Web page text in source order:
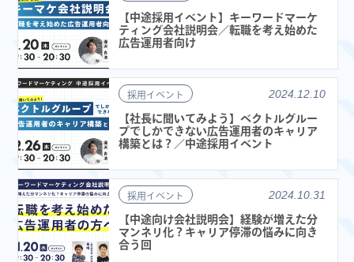
【中途採用イベント】キーワードマーケ
ティング会社説明会／転職を考え始めた
広告運用者向け
採用イベント 2024.12.10
【社長に聞いてみよう】ベクトルグルー
プでしかできない広告運用者のキャリア
構築とは？／中途採用イベント
採用イベント 2024.10.31
【中途向け会社説明会】経験が増えた分
マンネリ化？キャリア停滞の悩みに向き
合う回